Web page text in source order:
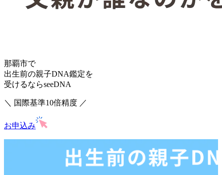
那覇市で
出生前の親子DNA鑑定を
受けるならseeDNA
＼ 国際基準10倍精度 ／
お申込み